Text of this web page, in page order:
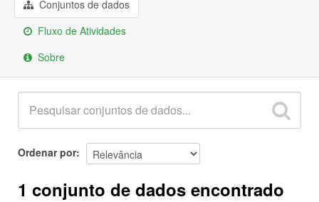
SobreConjuntos de dados
Fluxo de Atividades
Sobre
Ordenar por
1 conjunto de dados encontrado